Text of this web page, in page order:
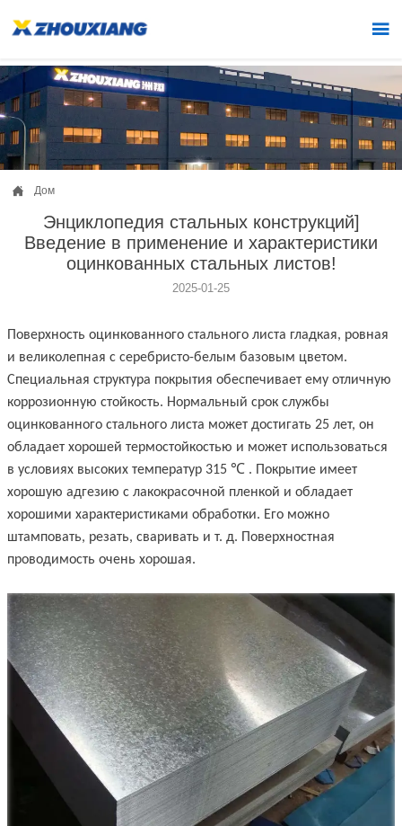

 Дом
Энциклопедия стальных конструкций]
Введение в применение и характеристики
оцинкованных стальных листов!
2025-01-25
Поверхность оцинкованного стального листа гладкая, ровная
и великолепная с серебристо-белым базовым цветом.
Специальная структура покрытия обеспечивает ему отличную
коррозионную стойкость. Нормальный срок службы
оцинкованного стального листа может достигать 25 лет, он
обладает хорошей термостойкостью и может использоваться
в условиях высоких температур 315 ℃ . Покрытие имеет
хорошую адгезию с лакокрасочной пленкой и обладает
хорошими характеристиками обработки. Его можно
штамповать, резать, сваривать и т. д. Поверхностная
проводимость очень хорошая.